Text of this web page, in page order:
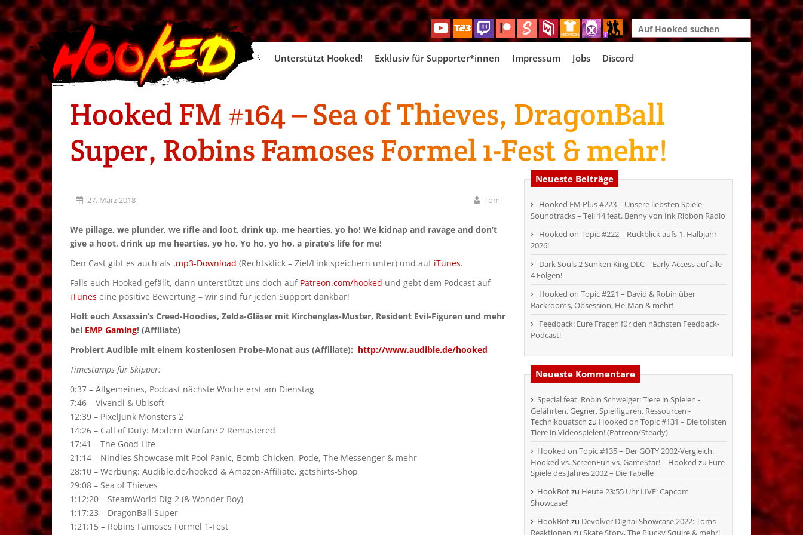
Search
for:
Skip
Unterstützt Hooked! Exklusiv für Supporter*innen Impressum Jobs Discord
Hooked FM #164 – Sea of Thieves, DragonBall
Super, Robins Famoses Formel 1-Fest & mehr!
27. März 2018 Tom
We pillage, we plunder, we rifle and loot, drink up, me hearties, yo ho! We kidnap and ravage and don’t
give a hoot, drink up me hearties, yo ho. Yo ho, yo ho, a pirate’s life for me!
Den Cast gibt es auch als .mp3-Download (Rechtsklick – Ziel/Link speichern unter) und auf iTunes.
Falls euch Hooked gefällt, dann unterstützt uns doch auf Patreon.com/hooked und gebt dem Podcast auf
iTunes eine positive Bewertung – wir sind für jeden Support dankbar!
Holt euch Assassin’s Creed-Hoodies, Zelda-Gläser mit Kirchenglas-Muster, Resident Evil-Figuren und mehr
bei EMP Gaming! (Affiliate)
Probiert Audible mit einem kostenlosen Probe-Monat aus (Affiliate): http://www.audible.de/hooked
Timestamps für Skipper:
0:37 – Allgemeines, Podcast nächste Woche erst am Dienstag
7:46 – Vivendi & Ubisoft
12:39 – PixelJunk Monsters 2
14:26 – Call of Duty: Modern Warfare 2 Remastered
17:41 – The Good Life
21:14 – Nindies Showcase mit Pool Panic, Bomb Chicken, Pode, The Messenger & mehr
28:10 – Werbung: Audible.de/hooked & Amazon-Affiliate, getshirts-Shop
29:08 – Sea of Thieves
1:12:20 – SteamWorld Dig 2 (& Wonder Boy)
1:17:23 – DragonBall Super
1:21:15 – Robins Famoses Formel 1-Fest
Neueste Beiträge
Hooked FM Plus #223 – Unsere liebsten Spiele-
Soundtracks – Teil 14 feat. Benny von Ink Ribbon Radio
Hooked on Topic #222 – Rückblick aufs 1. Halbjahr
2026!
Dark Souls 2 Sunken King DLC – Early Access auf alle
4 Folgen!
Hooked on Topic #221 – David & Robin über
Backrooms, Obsession, He-Man & mehr!
Feedback: Eure Fragen für den nächsten Feedback-
Podcast!
Neueste Kommentare
Special feat. Robin Schweiger: Tiere in Spielen -
Gefährten, Gegner, Spielfiguren, Ressourcen -
Technikquatsch zu Hooked on Topic #131 – Die tollsten
Tiere in Videospielen! (Patreon/Steady)
Hooked on Topic #135 – Der GOTY 2002-Vergleich:
Hooked vs. ScreenFun vs. GameStar! | Hooked zu Eure
Spiele des Jahres 2002 – Die Tabelle
HookBotzu Heute 23:55 Uhr LIVE: Capcom
Showcase!
HookBotzu Devolver Digital Showcase 2022: Toms
Reaktionen zu Skate Story, The Plucky Squire & mehr!